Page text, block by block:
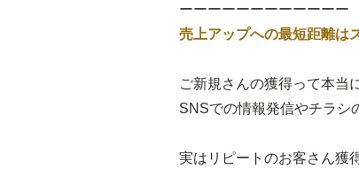
ーーーーーーーーーーーー
売上アップへの最短距離は
ご新規さんの獲得って本当
SNSでの情報発信やチラ
実はリピートのお客さん獲